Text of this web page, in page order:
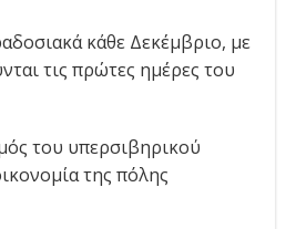
κάθε Δεκέμβριο, με
τις πρώτες ημέρες του
του υπερσιβηρικού
της πόλης